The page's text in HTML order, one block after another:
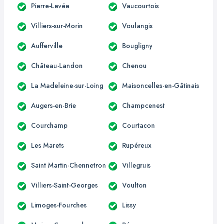
Pierre-Levée Vaucourtois
Villiers-sur-Morin Voulangis
Aufferville Bougligny
Château-Landon Chenou
La Madeleine-sur-Loing Maisoncelles-en-Gâtinais
Augers-en-Brie Champcenest
Courchamp Courtacon
Les Marets Rupéreux
Saint Martin-Chennetron Villegruis
Villiers-Saint-Georges Voulton
Limoges-Fourches Lissy